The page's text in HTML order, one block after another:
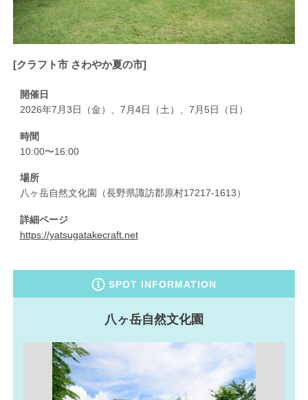
[クラフト市 さわやか夏の市]
開催日
2026年7月3日（金）、7月4日（土）、7月5日（日）
時間
10:00〜16:00
場所
八ヶ岳自然文化園（長野県諏訪郡原村17217-1613）
詳細ページ
https://yatsugatakecraft.net
SPOT INFORMATION
八ヶ岳自然文化園